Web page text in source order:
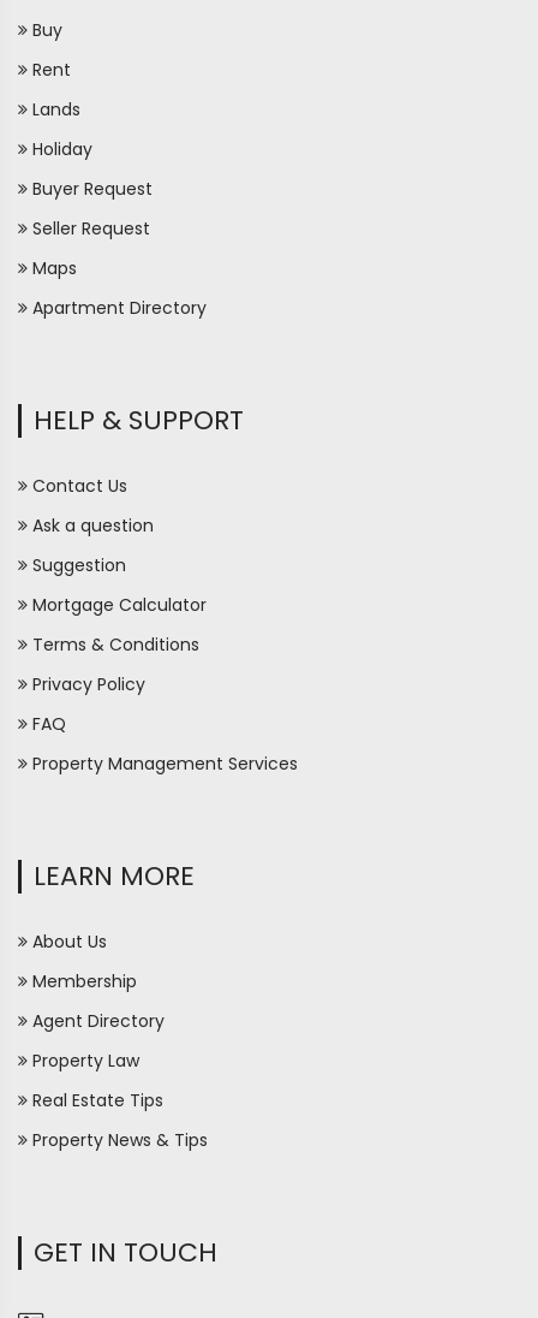
Buy
Rent
Lands
Holiday
Buyer Request
Seller Request
Maps
Apartment Directory
HELP & SUPPORT
Contact Us
Ask a question
Suggestion
Mortgage Calculator
Terms & Conditions
Privacy Policy
FAQ
Property Management Services
LEARN MORE
About Us
Membership
Agent Directory
Property Law
Real Estate Tips
Property News & Tips
GET IN TOUCH